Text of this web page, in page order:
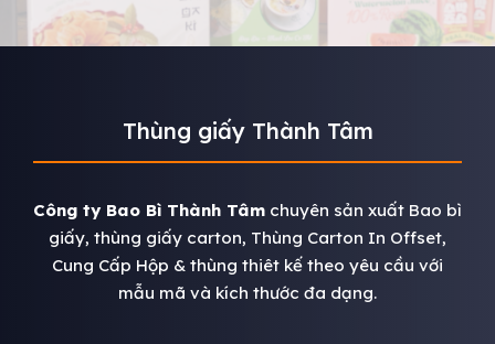
Thùng giấy Thành Tâm
Công ty Bao Bì Thành Tâm chuyên sản xuất Bao bì
giấy, thùng giấy carton, Thùng Carton In Offset,
Cung Cấp Hộp & thùng thiêt kế theo yêu cầu với
mẫu mã và kích thước đa dạng.